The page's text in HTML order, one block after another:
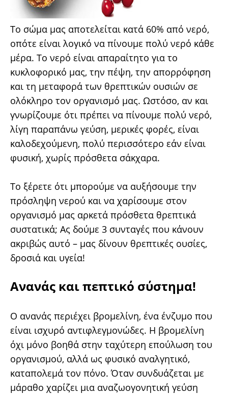
Το σώμα μας αποτελείται κατά 60% από νερό,
οπότε είναι λογικό να πίνουμε πολύ νερό κάθε
μέρα. Το νερό είναι απαραίτητο για το
κυκλοφορικό μας, την πέψη, την απορρόφηση
και τη μεταφορά των θρεπτικών ουσιών σε
ολόκληρο τον οργανισμό μας. Ωστόσο, αν και
γνωρίζουμε ότι πρέπει να πίνουμε πολύ νερό,
λίγη παραπάνω γεύση, μερικές φορές, είναι
καλοδεχούμενη, πολύ περισσότερο εάν είναι
φυσική, χωρίς πρόσθετα σάκχαρα.
Το ξέρετε ότι μπορούμε να αυξήσουμε την
πρόσληψη νερού και να χαρίσουμε στον
οργανισμό μας αρκετά πρόσθετα θρεπτικά
συστατικά; Ας δούμε 3 συνταγές που κάνουν
ακριβώς αυτό – μας δίνουν θρεπτικές ουσίες,
δροσιά και υγεία!
Ανανάς και πεπτικό σύστημα!
Ο ανανάς περιέχει βρομελίνη, ένα ένζυμο που
είναι ισχυρό αντιφλεγμονώδες. Η βρομελίνη
όχι μόνο βοηθά στην ταχύτερη επούλωση του
οργανισμού, αλλά ως φυσικό αναλγητικό,
καταπολεμά τον πόνο. Όταν συνδυάζεται με
μάραθο χαρίζει μια αναζωογονητική γεύση